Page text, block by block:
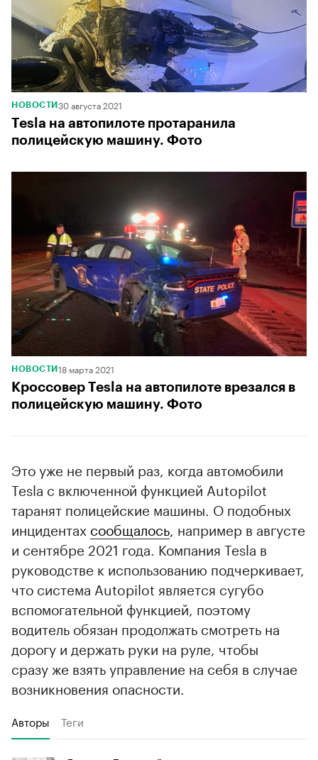
НОВОСТИ 30 августа 2021
Tesla на автопилоте протаранила
полицейскую машину. Фото
НОВОСТИ 18 марта 2021
Кроссовер Tesla на автопилоте врезался в
полицейскую машину. Фото
Это уже не первый раз, когда автомобили
Tesla с включенной функцией Autopilot
таранят полицейские машины. О подобных
инцидентах сообщалось , например в августе
и сентябре 2021 года. Компания Tesla в
руководстве к использованию подчеркивает,
что система Autopilot является сугубо
вспомогательной функцией, поэтому
водитель обязан продолжать смотреть на
дорогу и держать руки на руле, чтобы
сразу же взять управление на себя в случае
возникновения опасности.
Авторы Теги